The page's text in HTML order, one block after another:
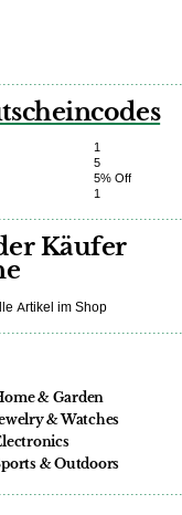
1
5
5% Off
1
Käufer
Artikel im Shop
& Garden
& Watches
& Outdoors